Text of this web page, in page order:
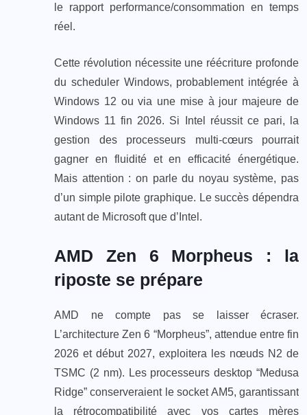
le rapport performance/consommation en temps
réel.
Cette révolution nécessite une réécriture profonde
du scheduler Windows, probablement intégrée à
Windows 12 ou via une mise à jour majeure de
Windows 11 fin 2026. Si Intel réussit ce pari, la
gestion des processeurs multi-cœurs pourrait
gagner en fluidité et en efficacité énergétique.
Mais attention : on parle du noyau système, pas
d’un simple pilote graphique. Le succès dépendra
autant de Microsoft que d’Intel.
AMD Zen 6 Morpheus : la
riposte se prépare
AMD ne compte pas se laisser écraser.
L’architecture Zen 6 “Morpheus”, attendue entre fin
2026 et début 2027, exploitera les nœuds N2 de
TSMC (2 nm). Les processeurs desktop “Medusa
Ridge” conserveraient le socket AM5, garantissant
la rétrocompatibilité avec vos cartes mères